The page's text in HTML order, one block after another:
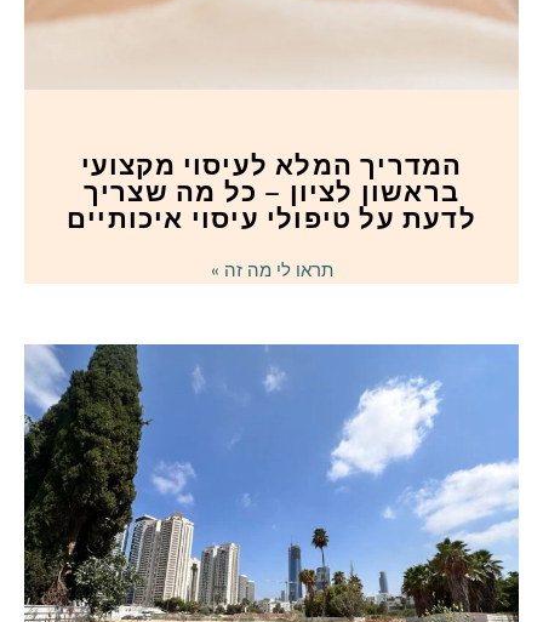
המדריך המלא לעיסוי מקצועי
בראשון לציון – כל מה שצריך
לדעת על טיפולי עיסוי איכותיים
תראו לי מה זה »